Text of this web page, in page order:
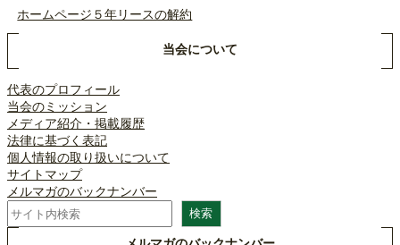
ホームページ５年リースの解約
当会について
代表のプロフィール
当会のミッション
メディア紹介・掲載履歴
法律に基づく表記
個人情報の取り扱いについて
サイトマップ
メルマガのバックナンバー
検
索
検索